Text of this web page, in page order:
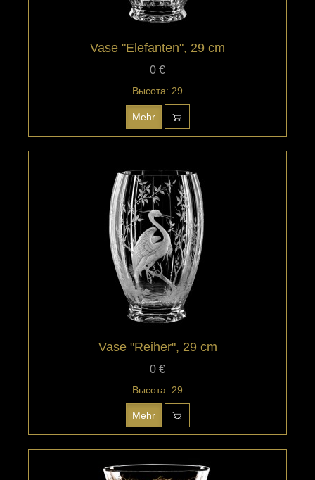
Vase "Elefanten", 29 cm
0 €
Высота: 29
Mehr
Vase "Reiher", 29 cm
0 €
Высота: 29
Mehr